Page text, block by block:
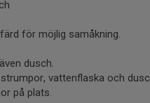
för möjlig samåkning.
dusch.
vattenflaska och
på plats.